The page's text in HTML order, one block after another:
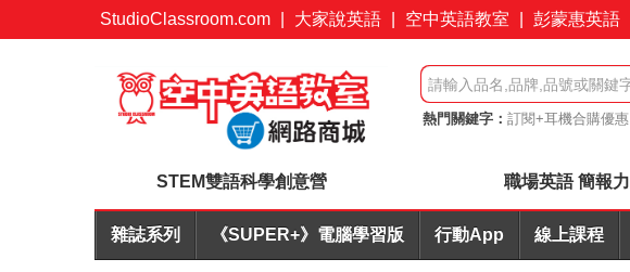
StudioClassroom.com 大家說英語 空中英語教室 彭蒙惠英語
熱門關鍵字： 訂閱+耳機合購優惠
STEM雙語科學創意營 職場英語 簡報力
雜誌系列 《SUPER+》電腦學習版 行動App 線上課程